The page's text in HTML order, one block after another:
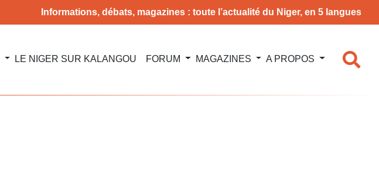
Informations, débats, magazines : toute l’actualité du Niger, en 5 langues
LE NIGER SUR KALANGOU FORUM MAGAZINES A PROPOS